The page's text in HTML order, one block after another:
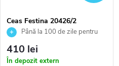
Ceas Festina 20426/2
Până la 100 de zile pentru
returnarea bunurilor. Vânzător
autorizat
410 lei
În depozit extern